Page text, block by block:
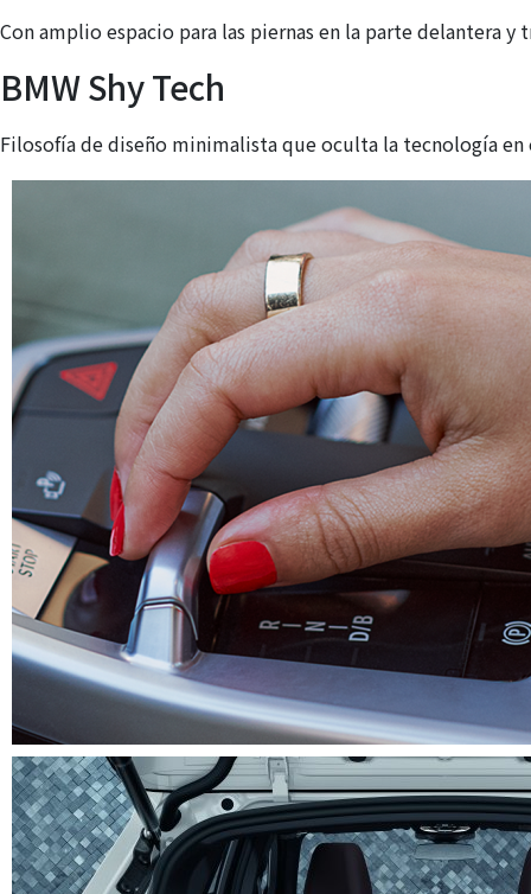
Con amplio espacio para las piernas en la parte delantera
BMW Shy Tech
Filosofía de diseño minimalista que oculta la tecnología